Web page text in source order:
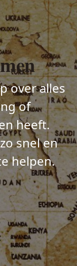
over alles
of
heeft.
snel en
helpen.